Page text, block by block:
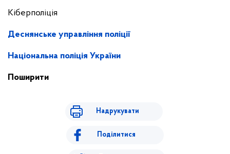
Кіберполіція
Деснянське управління поліції
Національна поліція України
Поширити
Надрукувати
Поділитися